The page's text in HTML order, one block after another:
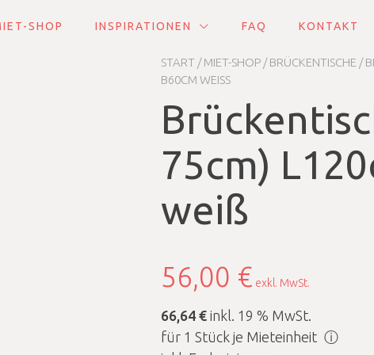
SHOP INSPIRATIONEN FAQ KONTAKT
START /MIET-SHOP /BRÜCKENTISCHE /
B60CM WEISS
75cm)
weiß
56,00 € exkl. MwSt.
66,64 € inkl. 19 % MwSt.
für 1 Stück je Mieteinheit ⓘ